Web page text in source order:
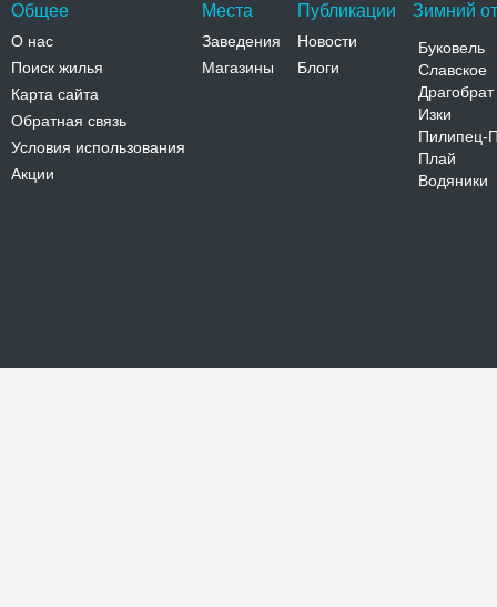
Общее
О нас
Поиск жилья
Карта сайта
Обратная связь
Условия использования
Акции
Места
Заведения
Магазины
Публикации
Новости
Блоги
Зимний
Буковель
Славское
Драгобрат
Изки
Пилипец-
Плай
Водяники